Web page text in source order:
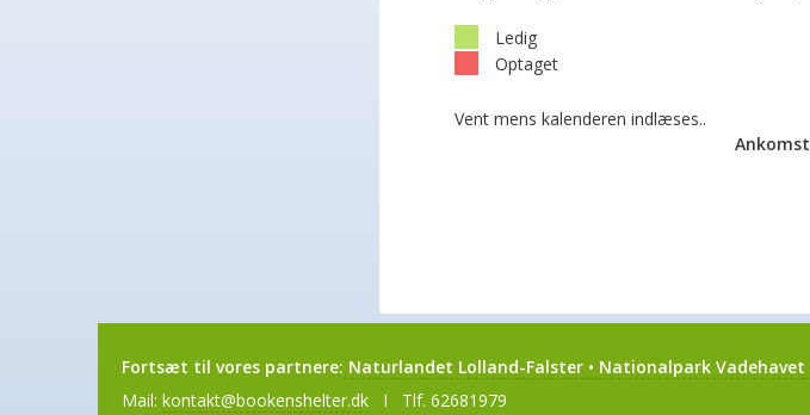
Ledig
Optaget
Vent mens kalenderen indlæses..
Ankomst
Fortsæt til vores partnere: Naturlandet Lolland-Falster • Nationalpark Vadehavet
Mail: kontakt@bookenshelter.dk I Tlf. 62681979